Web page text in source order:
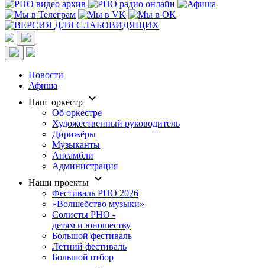
Новости
Афиша
Наш оркестр
Об оркестре
Художественный руководитель
Дирижёры
Музыканты
Ансамбли
Администрация
Наши проекты
Фестиваль РНО 2026
«Волшебство музыки»
Солисты РНО -
детям и юношеству
Большой фестиваль
Летний фестиваль
Большой отбор